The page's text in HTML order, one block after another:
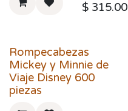
$ 315.00
Rompecabezas
Mickey y Minnie de
Viaje Disney 600
piezas